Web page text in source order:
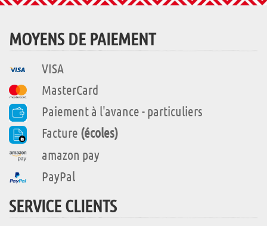
MOYENS DE PAIEMENT
VISA
MasterCard
Paiement à l'avance - particuliers
Facture (écoles)
amazon pay
PayPal
SERVICE CLIENTS